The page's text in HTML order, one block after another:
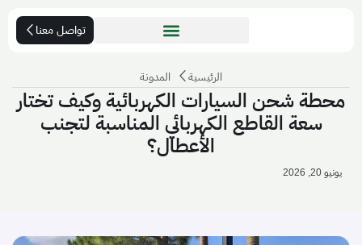
تواصل معنا
الرئيسية المدونة
محطة شحن السيارات الكهربائية وكيف تختار
سعة القاطع الكهربائي المناسبة لتجنب
الأعطال؟
يونيو 20, 2026